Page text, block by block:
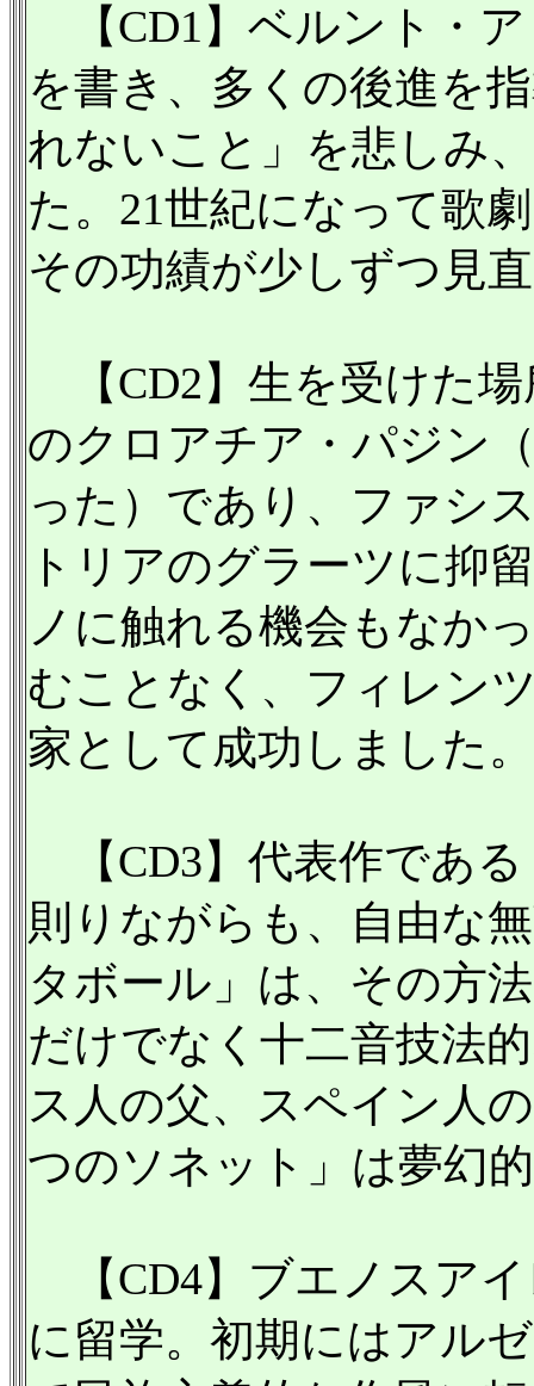
【CD1】ベルント・
を書き、多くの後進を
れないこと」を悲しみ
た。21世紀になって歌
その功績が少しずつ見
【CD2】生を受けた
のクロアチア・パジン
った）であり、ファシ
トリアのグラーツに抑
ノに触れる機会もなか
むことなく、フィレン
家として成功しました。
【CD3】代表作である
則りながらも、自由な
タボール」は、その方
だけでなく十二音技法
ス人の父、スペイン人
つのソネット」は夢幻
【CD4】ブエノスア
に留学。初期にはアル